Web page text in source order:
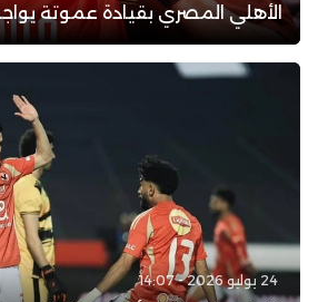
الأهلي المصري بقيادة عموتة
24 يوليو 2026 - 14:07